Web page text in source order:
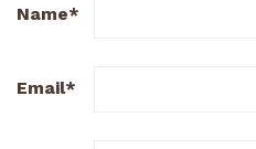
Name*
Email*